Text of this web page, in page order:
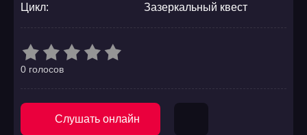
Цикл:
Зазеркальный квест
0 голосов
Слушать онлайн